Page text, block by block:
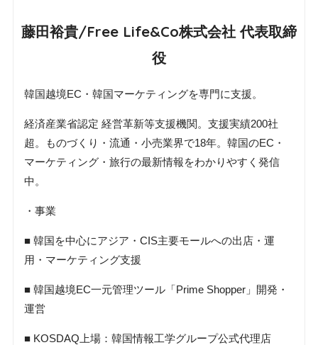
藤田裕貴/Free Life&Co株式会社 代表取締
役
韓国越境EC・韓国マーケティングを専門に支援。
経済産業省認定 経営革新等支援機関。支援実績200社
超。ものづくり・流通・小売業界で18年。韓国のEC・
マーケティング・旅行の最新情報をわかりやすく発信
中。
・事業
■ 韓国を中心にアジア・CIS主要モールへの出店・運
用・マーケティング支援
■ 韓国越境EC一元管理ツール「Prime Shopper」開発・
運営
■ KOSDAQ上場：韓国情報工学グループ公式代理店